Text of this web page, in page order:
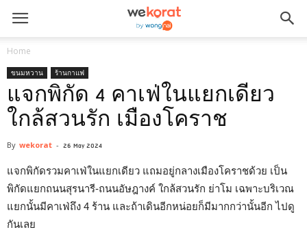
Home
ขนมหวาน ร้านกาแฟ
แจกพิกัด 4 คาเฟ่ในแยกเดียว
ใกล้สวนรัก เมืองโคราช
By wekorat - 26 May 2024
แจกพิกัดรวมคาเฟ่ในแยกเดียว แถมอยู่กลางเมืองโคราชด้วย เป็น
พิกัดแยกถนนสุรนารี-ถนนอัษฎางค์ ใกล้สวนรัก ย่าโม เฉพาะบริเวณ
แยกนั้นมีคาเฟ่ถึง 4 ร้าน และถ้าเดินอีกหน่อยก็มีมากกว่านั้นอีก ไปดู
กันเลย